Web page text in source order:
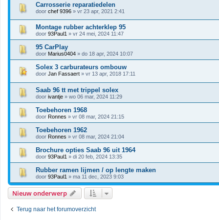
Carrosserie reparatiedelen
door chef 9396 » vr 23 apr, 2021 2:41
Montage rubber achterklep 95
door 93Paul1 » vr 24 mei, 2024 11:47
95 CarPlay
door Marius0404 » do 18 apr, 2024 10:07
Solex 3 carburateurs ombouw
door Jan Fassaert » vr 13 apr, 2018 17:11
Saab 96 tt met trippel solex
door ivantje » wo 06 mar, 2024 11:29
Toebehoren 1968
door Ronnes » vr 08 mar, 2024 21:15
Toebehoren 1962
door Ronnes » vr 08 mar, 2024 21:04
Brochure opties Saab 96 uit 1964
door 93Paul1 » di 20 feb, 2024 13:35
Rubber ramen lijmen / op lengte maken
door 93Paul1 » ma 11 dec, 2023 9:03
Nieuw onderwerp
Terug naar het forumoverzicht